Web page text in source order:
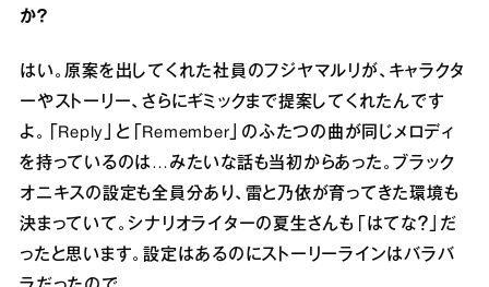
か？
はい。原案を出してくれた社員のフジヤマルリが、キャラクタ
ーやストーリー、さらにギミックまで提案してくれたんです
よ。「Reply」と「Remember」のふたつの曲が同じメロディ
を持っているのは…みたいな話も当初からあった。ブラック
オニキスの設定も全員分あり、雷と乃依が育ってきた環境も
決まっていて。シナリオライターの夏生さんも「はてな？」だ
ったと思います。設定はあるのにストーリーラインはバラバ